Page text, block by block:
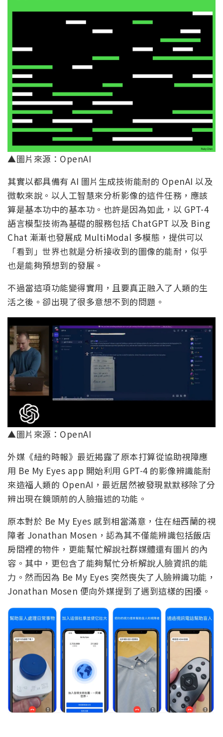
▲圖片來源：OpenAI
其實以都具備有 AI 圖片生成技術能耐的 OpenAI 以及
微軟來說。以人工智慧來分析影像的這件任務，應該
算是基本功中的基本功。也許是因為如此，以 GPT-4
語言模型技術為基礎的服務包括 ChatGPT 以及 Bing
Chat 漸漸也發展成 MultiModal 多模態，提供可以
「看到」世界也就是分析接收到的圖像的能耐，似乎
也是能夠預想到的發展。
不過當這項功能變得實用，且要真正融入了人類的生
活之後。卻出現了很多意想不到的問題。
▲圖片來源：OpenAI
外媒《紐約時報》最近揭露了原本打算從協助視障應
用 Be My Eyes app 開始利用 GPT-4 的影像辨識能耐
來造福人類的 OpenAI，最近居然被發現默默移除了分
辨出現在鏡頭前的人臉描述的功能。
原本對於 Be My Eyes 感到相當滿意，住在紐西蘭的視
障者 Jonathan Mosen，認為其不僅能辨識包括飯店
房間裡的物件，更能幫忙解說社群媒體還有圖片的內
容。其中，更包含了能夠幫忙分析解說人臉資訊的能
力。然而因為 Be My Eyes 突然喪失了人臉辨識功能，
Jonathan Mosen 便向外媒提到了遇到這樣的困擾。